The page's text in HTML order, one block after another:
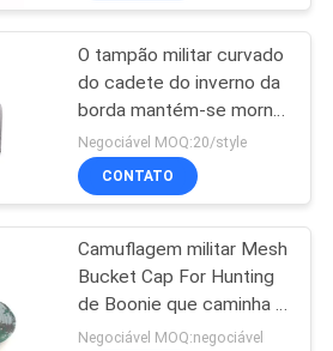
O tampão militar curvado
do cadete do inverno da
borda mantém-se morno
para o ancião/homens
envelhecidos meio
Negociável MOQ:20/style
CONTATO
Camuflagem militar Mesh
Bucket Cap For Hunting
de Boonie que caminha a
escalada
Negociável MOQ:negociável